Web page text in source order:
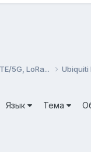
5G, LoRa... Ubiquiti
Язык Тема